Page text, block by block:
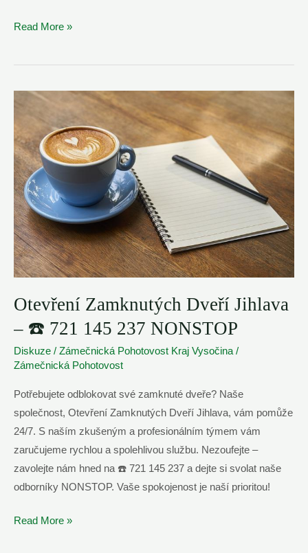
Zámečnická
Pelhřimov
Volejte
Nonstop
Read More »
Otevření Zamknutých Dveří Jihlava
– ☎️ 721 145 237 NONSTOP
Diskuze / Zámečnická Pohotovost Kraj Vysočina/
Zámečnická Pohotovost
Potřebujete odblokovat své zamknuté dveře? Naše
společnost, Otevření Zamknutých Dveří Jihlava, vám pomůže
24/7. S naším zkušeným a profesionálním týmem vám
zaručujeme rychlou a spolehlivou službu. Nezoufejte –
zavolejte nám hned na ☎️ 721 145 237 a dejte si svolat naše
odborníky NONSTOP. Vaše spokojenost je naší prioritou!
Otevření
Read More »